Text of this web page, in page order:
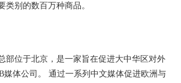
类别的数百万种商品。
部位于北京，是一家旨在促进大中华区对外
媒体公司。 通过一系列中文媒体促进欧洲与